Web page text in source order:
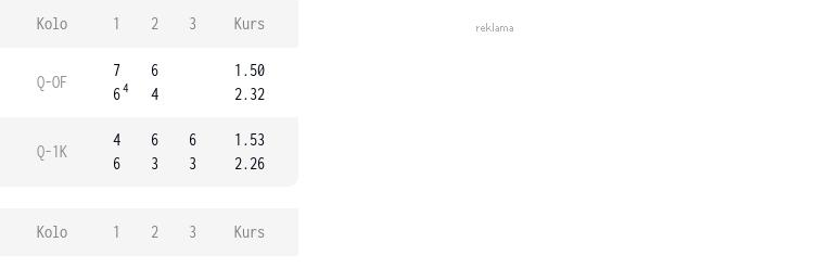
Kolo 1 2 3 Kurs
Q-OF
7
64
6
4
1.50
2.32
Q-1K
4
6
6
3
6
3
1.53
2.26
Kolo 1 2 3 Kurs